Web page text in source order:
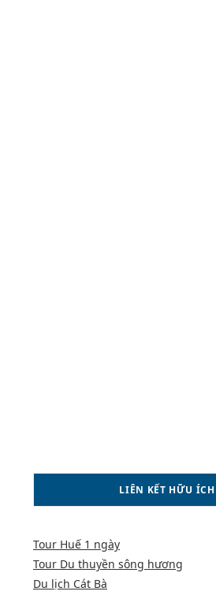
LIÊN KẾT HỮU ÍCH
Tour Huế 1 ngày
Tour Du thuyền sông hương
Du lịch Cát Bà